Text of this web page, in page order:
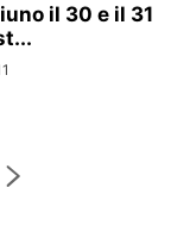
il 30 e il 31